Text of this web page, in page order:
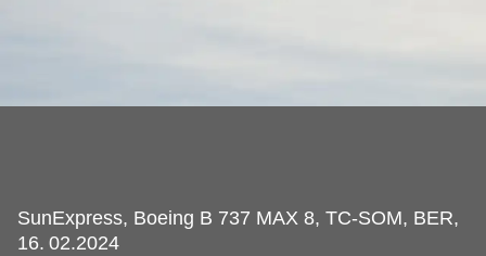
SunExpress, Boeing B 737 MAX 8, TC-SOM, BER,
16. 02.2024